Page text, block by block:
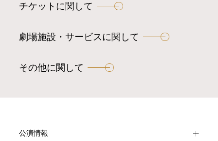
チケットに関して
劇場施設・サービスに関して
その他に関して
公演情報